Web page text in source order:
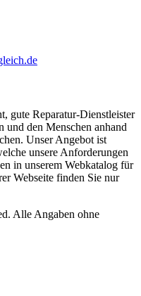
gute Reparatur-Dienstleister
und den Menschen anhand
Unser Angebot ist
unsere Anforderungen
in unserem Webkatalog für
Webseite finden Sie nur
Alle Angaben ohne